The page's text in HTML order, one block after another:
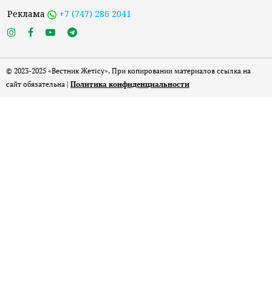
Реклама +7 (747) 286 2041
© 2023-2025 «Вестник Жетісу». При копировании материалов ссылка на
сайт обязательна | Политика конфиденциальности